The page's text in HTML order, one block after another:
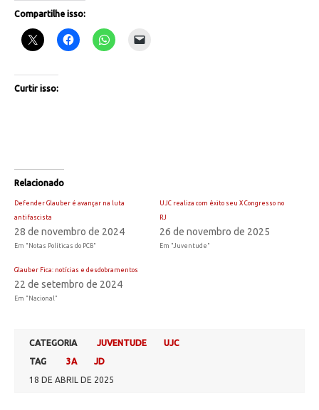
Compartilhe isso:
Curtir isso:
Relacionado
Defender Glauber é avançar na luta
antifascista
28 de novembro de 2024
Em "Notas Políticas do PCB"
UJC realiza com êxito seu X Congresso no
RJ
26 de novembro de 2025
Em "Juventude"
Glauber Fica: notícias e desdobramentos
22 de setembro de 2024
Em "Nacional"
CATEGORIA JUVENTUDE
UJC
TAG
3A
JD
18 DE ABRIL DE 2025